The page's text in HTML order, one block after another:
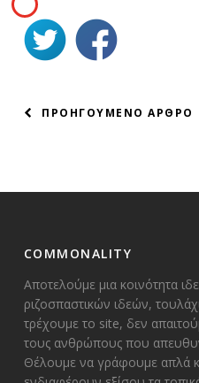
ΠΛΟΗΓΗΣΗ
ΠΡΟΗΓΟΥΜΕΝΟ ΑΡΘΡΟ
COMMONALITY
Αποτελούμε μια κοινότητα
ριζοσπαστικών ιδεών,
τρέχουμε το site, δεν
τους ανθρώπους που
Θέλουμε να γράφουμε απλά